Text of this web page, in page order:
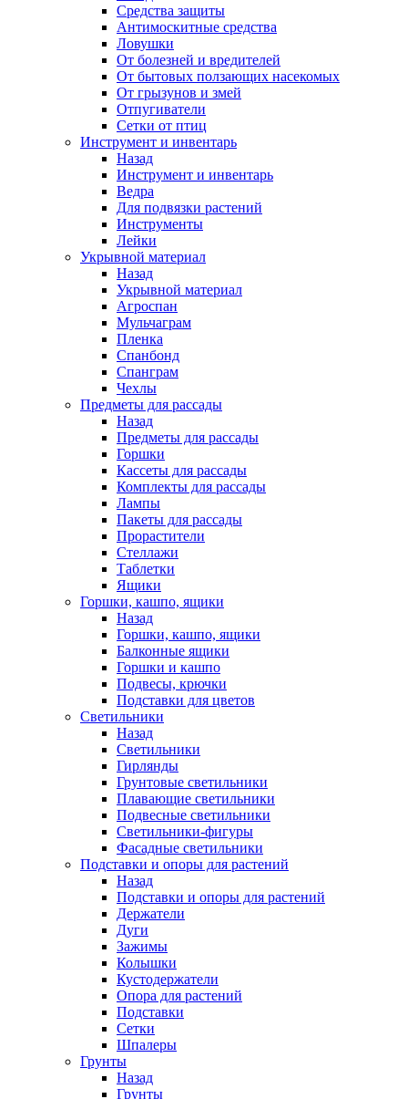
Средства защиты
Антимоскитные средства
Ловушки
От болезней и вредителей
От бытовых ползающих насекомых
От грызунов и змей
Отпугиватели
Сетки от птиц
Инструмент и инвентарь
Назад
Инструмент и инвентарь
Ведра
Для подвязки растений
Инструменты
Лейки
Укрывной материал
Назад
Укрывной материал
Агроспан
Мульчаграм
Пленка
Спанбонд
Спанграм
Чехлы
Предметы для рассады
Назад
Предметы для рассады
Горшки
Кассеты для рассады
Комплекты для рассады
Лампы
Пакеты для рассады
Прорастители
Стеллажи
Таблетки
Ящики
Горшки, кашпо, ящики
Назад
Горшки, кашпо, ящики
Балконные ящики
Горшки и кашпо
Подвесы, крючки
Подставки для цветов
Светильники
Назад
Светильники
Гирлянды
Грунтовые светильники
Плавающие светильники
Подвесные светильники
Светильники-фигуры
Фасадные светильники
Подставки и опоры для растений
Назад
Подставки и опоры для растений
Держатели
Дуги
Зажимы
Колышки
Кустодержатели
Опора для растений
Подставки
Сетки
Шпалеры
Грунты
Назад
Грунты